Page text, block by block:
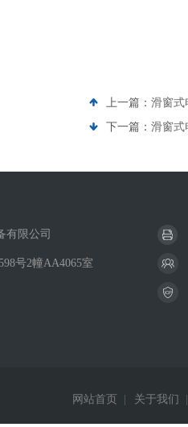
上一篇： 滑窗式
下一篇： 滑窗式
有限公司
号2幢AA4065室
网站首页 关于我们